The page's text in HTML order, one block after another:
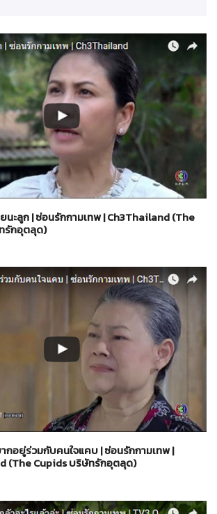
The Cupids บริษัทรักอุตลุด
นะลูก | ซ่อนรักกามเทพ | Ch3Thailand (The
รักอุตลุด)
The Cupids บริษัทรักอุตลุด
ากอยู่ร่วมกับคนใจแคบ | ซ่อนรักกามเทพ |
(The Cupids บริษัทรักอุตลุด)